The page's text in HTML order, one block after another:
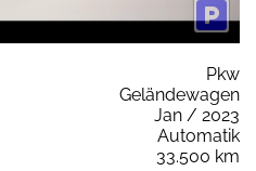
Pkw
Geländewagen
Jan / 2023
Automatik
33.500 km